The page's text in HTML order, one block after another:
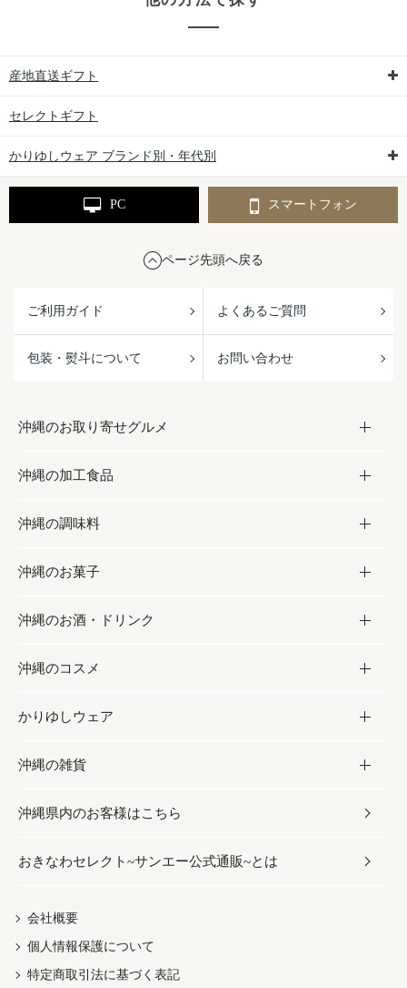
産地直送ギフト
セレクトギフト
かりゆしウェア ブランド別・年代別
PC スマートフォン
ページ先頭へ戻る
ご利用ガイド よくあるご質問
包装・熨斗について お問い合わせ
沖縄のお取り寄せグルメ
お取り寄せグルメ
フルーツ・野菜
お肉
海産物
沖縄の加工食品
加工食品
缶詰／パウチ
沖縄料理
沖縄そば／乾麺
レトルト食品
乾物／粉類
沖縄の調味料
調味料
砂糖／黒砂糖
塩
お酢／ドレッシング
しょうゆ
みそ
だし／スパイス／島唐辛子
沖縄のお菓子
お菓子
黒糖
ちんすこう
伝統菓子
スナック
おつまみ
紅芋
沖縄のお酒・ドリンク
お酒・ドリンク
泡盛
ビール・チューハイ
ワイン・ウィスキー・カクテル
ドリンク
茶葉
沖縄のコスメ
コスメ
スキンケア
ボディケア
ヘアケア
UVケア
かりゆしウェア
かりゆしウェア
メンズ
レディース
沖縄の雑貨
雑貨
沖縄ファッション
伝統工芸品
沖縄県内のお客様はこちら
おきなわセレクト~サンエー公式通販~とは
会社概要
個人情報保護について
特定商取引法に基づく表記